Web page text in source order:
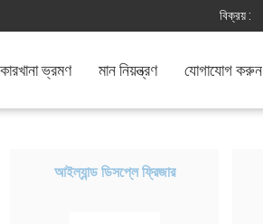
বিক্রয় :
কারখানা ভ্রমণ মান নিয়ন্ত্রণ যোগাযোগ করুন
আইল্যান্ড ডিসপ্লে ফ্রিজার